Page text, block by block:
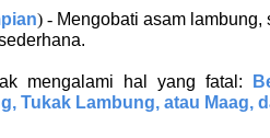
) - Mengobati asam lambung,
mengalami hal yang fatal:
Tukak Lambung, atau Maag,